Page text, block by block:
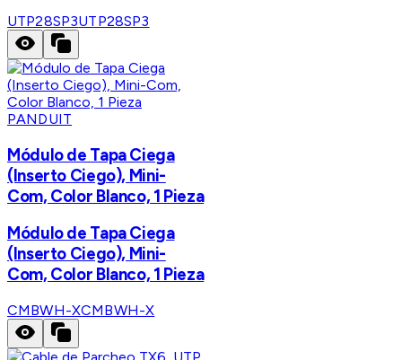
UTP28SP3UTP28SP3
PANDUIT
Módulo de Tapa Ciega
(Inserto Ciego), Mini-
Com, Color Blanco, 1 Pieza
Módulo de Tapa Ciega
(Inserto Ciego), Mini-
Com, Color Blanco, 1 Pieza
CMBWH-XCMBWH-X